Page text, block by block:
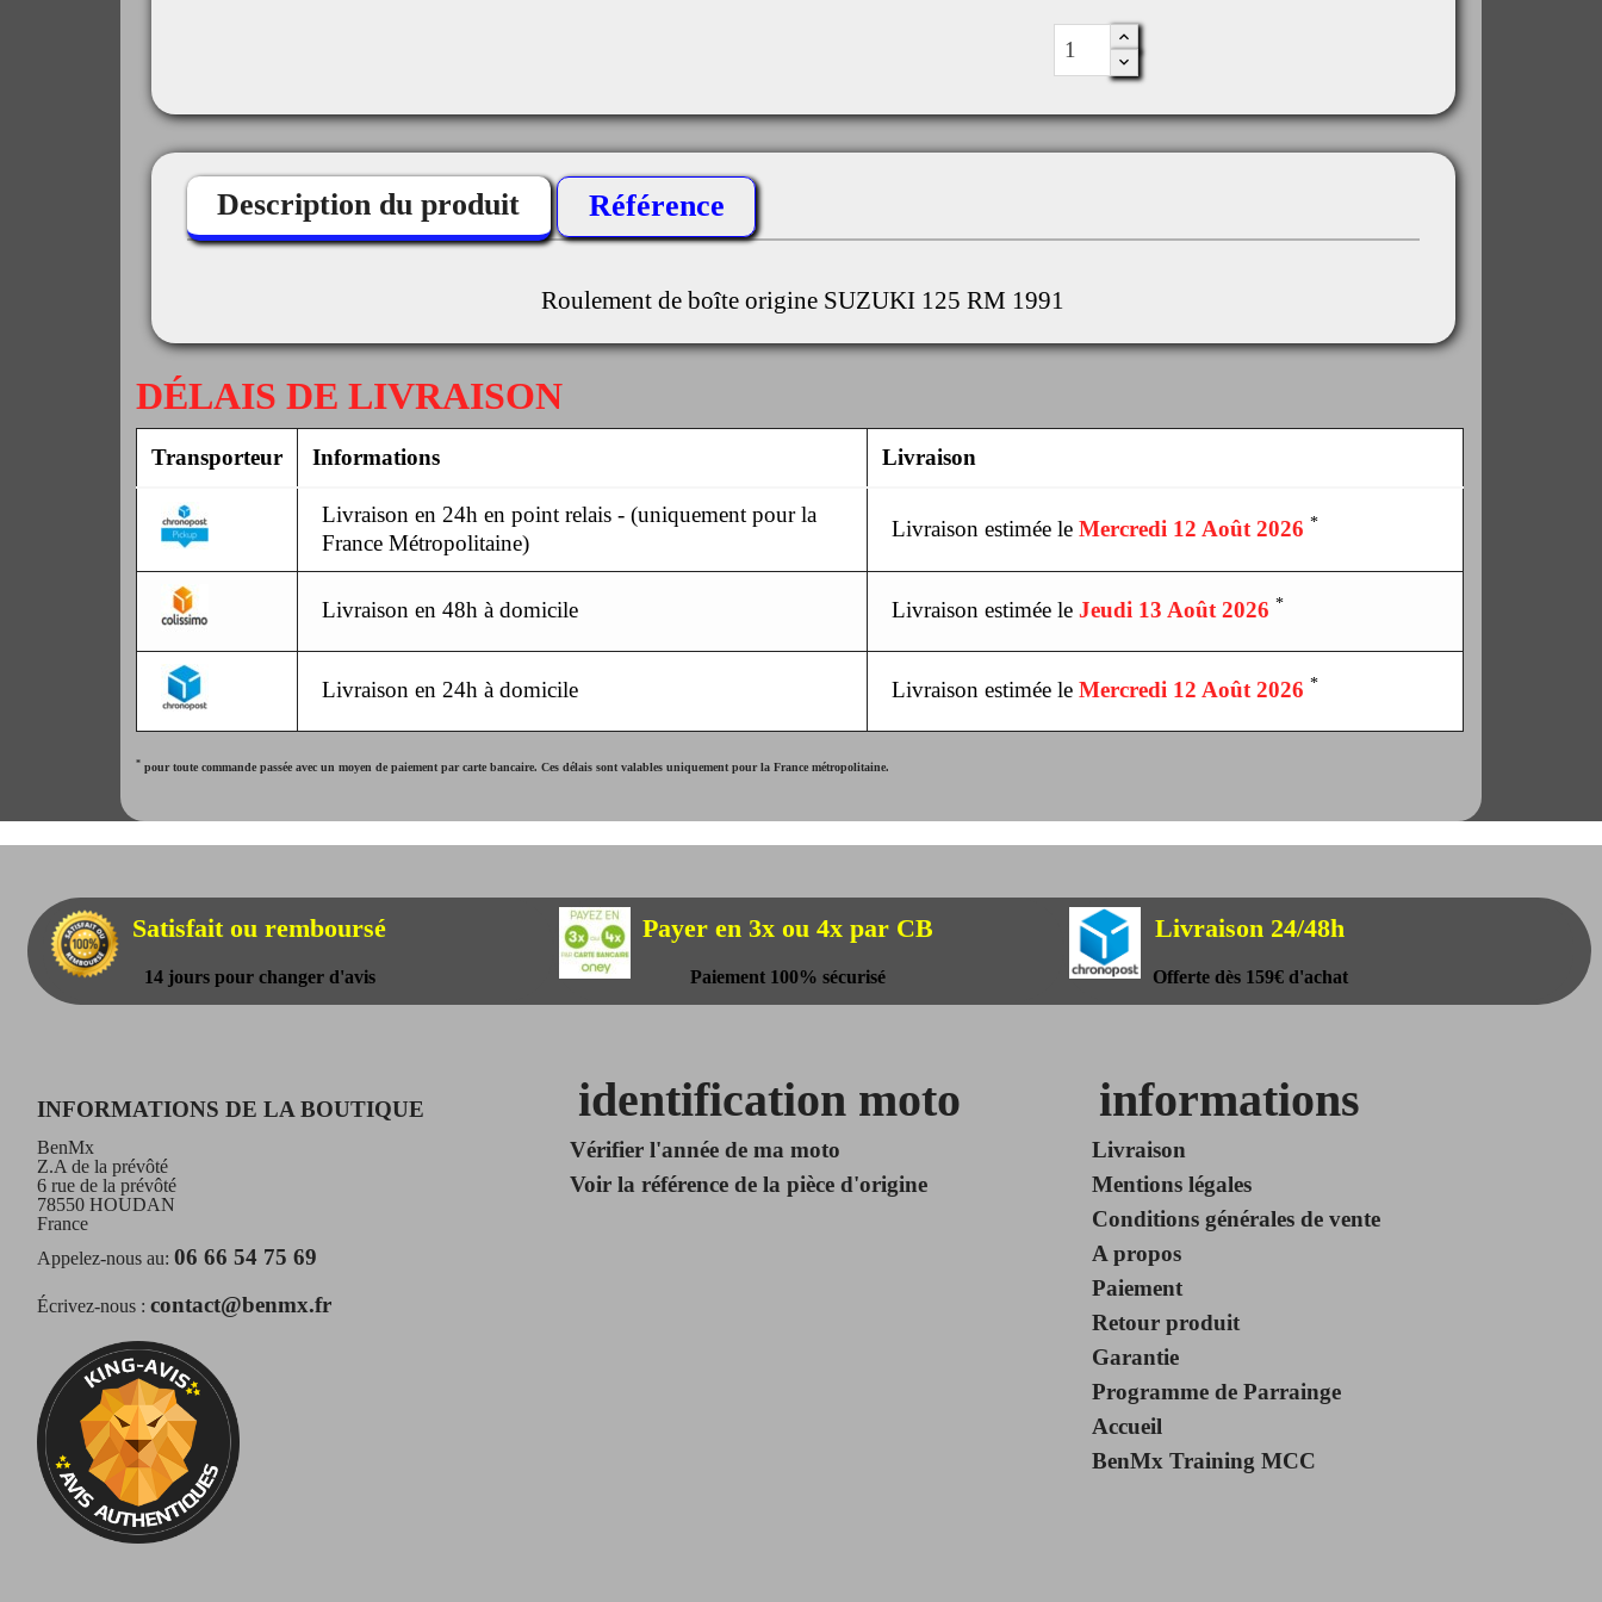
Description du produit Référence
Roulement de boîte origine SUZUKI 125 RM 1991
DÉLAIS DE LIVRAISON
Transporteur Informations Livraison
Livraison en 24h en point relais - (uniquement pour la
France Métropolitaine)
Livraison estimée le Mercredi 12 Août 2026 *
Livraison en 48h à domicile Livraison estimée le Jeudi 13 Août 2026 *
Livraison en 24h à domicile Livraison estimée le Mercredi 12 Août 2026 *
*pour toute commande passée avec un moyen de paiement par carte bancaire. Ces délais sont valables uniquement pour la France métropolitaine.
Satisfait ou remboursé
14 jours pour changer d'avis
Payer en 3x ou 4x par CB
Paiement 100% sécurisé
Livraison 24/48h
Offerte dès 159€ d'achat
INFORMATIONS DE LA BOUTIQUE
BenMx
Z.A de la prévôté
6 rue de la prévôté
78550 HOUDAN
France
Appelez-nous au: 06 66 54 75 69
Écrivez-nous : contact@benmx.fr
identification moto
Vérifier l'année de ma moto
Voir la référence de la pièce d'origine
informations
Livraison
Mentions légales
Conditions générales de vente
A propos
Paiement
Retour produit
Garantie
Programme de Parrainge
Accueil
BenMx Training MCC